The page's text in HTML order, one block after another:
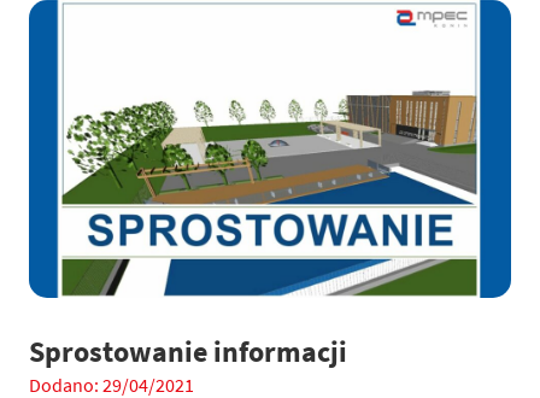
Sprostowanie informacji
Dodano: 29/04/2021